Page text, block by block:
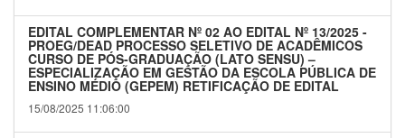
EDITAL COMPLEMENTAR Nº 02 AO EDITAL Nº 13/2025 -
PROEG/DEAD PROCESSO SELETIVO DE ACADÊMICOS
CURSO DE PÓS-GRADUAÇÃO (LATO SENSU) –
ESPECIALIZAÇÃO EM GESTÃO DA ESCOLA PÚBLICA DE
ENSINO MÉDIO (GEPEM) RETIFICAÇÃO DE EDITAL
15/08/2025 11:06:00